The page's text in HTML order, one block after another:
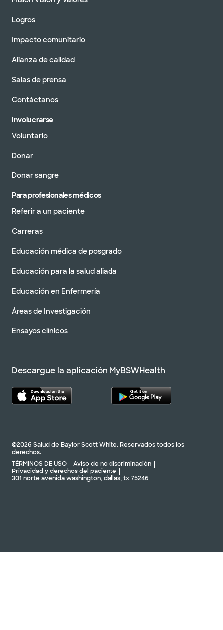
Logros
Impacto comunitario
Alianza de calidad
Salas de prensa
Contáctanos
Involucrarse
Voluntario
Donar
Donar sangre
Para profesionales médicos
Referir a un paciente
Carreras
Educación médica de posgrado
Educación para la salud aliada
Educación en Enfermería
Áreas de Investigación
Ensayos clínicos
Descargue la aplicación MyBSWHealth
©2026 Salud de Baylor Scott White. Reservados todos los
derechos.
TÉRMINOS DE USO
Aviso de no discriminación
Privacidad y derechos del paciente
301 norte avenida washington, dallas, tx 75246